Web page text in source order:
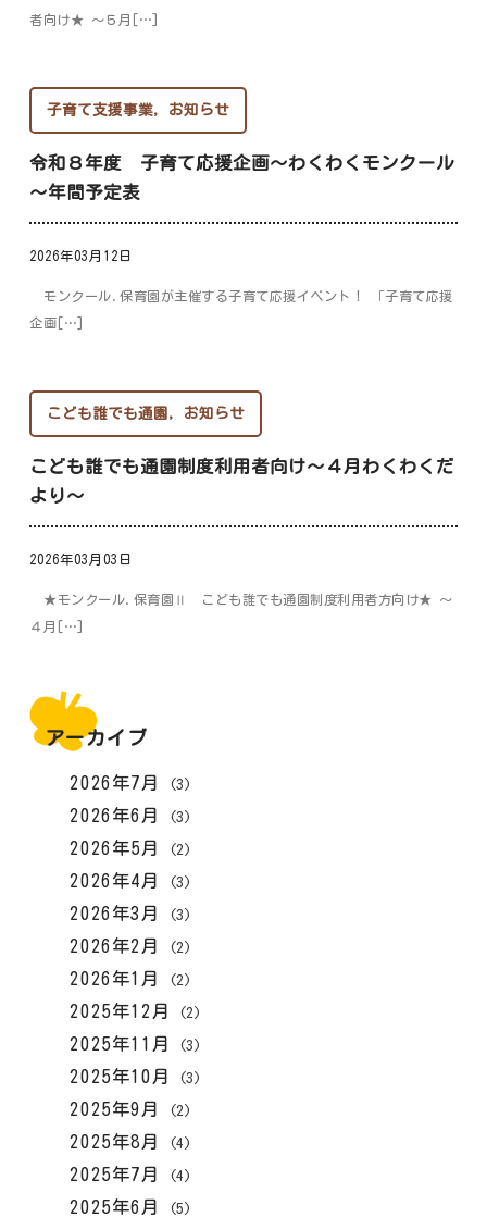
アーカイブ
2026年7月 (3)
2026年6月 (3)
2026年5月 (2)
2026年4月 (3)
2026年3月 (3)
2026年2月 (2)
2026年1月 (2)
2025年12月 (2)
2025年11月 (3)
2025年10月 (3)
2025年9月 (2)
2025年8月 (4)
2025年7月 (4)
2025年6月 (5)
者向け★ ～５月[…]
子育て支援事業, お知らせ
令和８年度 子育て応援企画～わくわくモンクール
～年間予定表
2026年03月12日
モンクール.保育園が主催する子育て応援イベント！ 「子育て応援
企画[…]
こども誰でも通園 , お知らせ
こども誰でも通園制度利用者向け～４月わくわくだ
より～
2026年03月03日
★モンクール.保育園Ⅱ こども誰でも通園制度利用者方向け★ ～
４月[…]